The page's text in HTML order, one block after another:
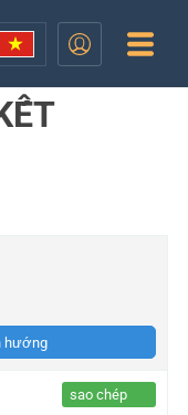
hướng
sao chép